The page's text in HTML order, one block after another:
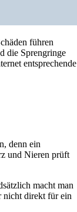
führen
die Sprengringe
entsprechende
denn ein
und Nieren prüft
macht man
nicht direkt für ein